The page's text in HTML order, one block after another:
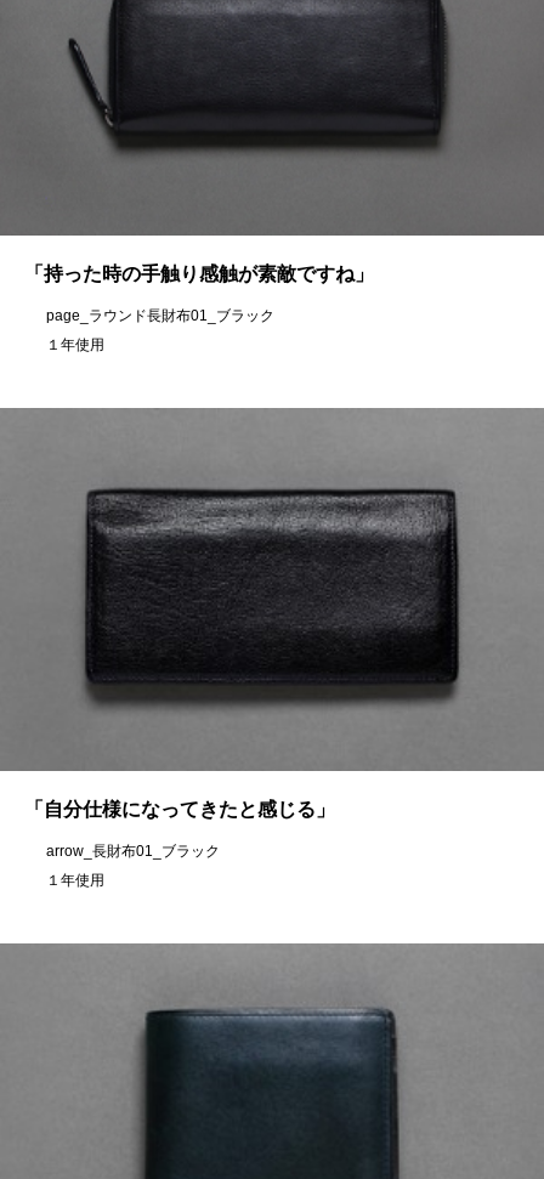
「持った時の手触り感触が素敵ですね」
page_ラウンド長財布01_ブラック
１年使用
「自分仕様になってきたと感じる」
arrow_長財布01_ブラック
１年使用